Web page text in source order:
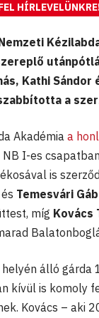
Kathi Sándor
a
Akadémia a
NB I-es
is
Temesvári
míg Kovács
álló gárda
kívül is komoly
Kovács – aki